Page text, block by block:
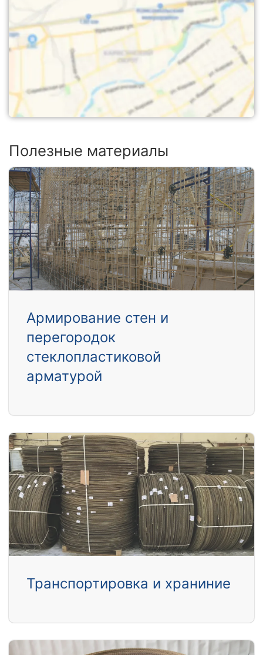
Полезные материалы
Армирование стен и
перегородок
стеклопластиковой
арматурой
Транспортировка и храниние